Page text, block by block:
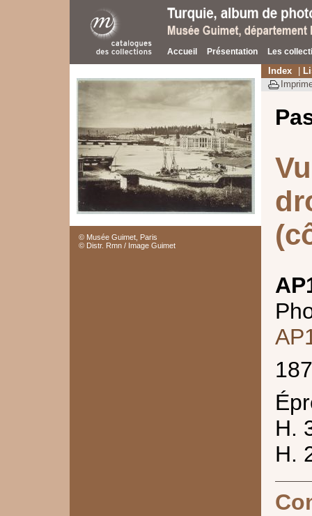
Accueil Présentation Les
© Musée Guimet, Paris
© Distr. Rmn / Image Guimet
Index
H.
H.